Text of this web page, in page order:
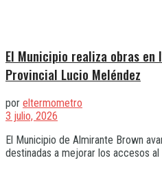
El Municipio realiza obras en
Provincial Lucio Meléndez
por eltermometro
3 julio, 2026
El Municipio de Almirante Brown
destinadas a mejorar los accesos